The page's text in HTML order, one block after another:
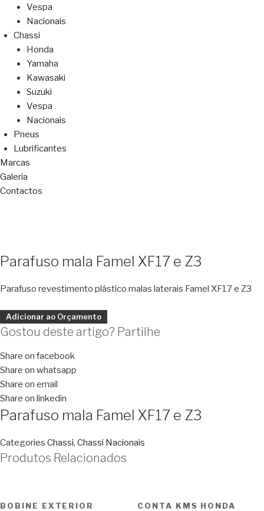
Vespa
Nacionais
Chassi
Honda
Yamaha
Kawasaki
Suzuki
Vespa
Nacionais
Pneus
Lubrificantes
Marcas
Galeria
Contactos
Parafuso mala Famel XF17 e Z3
Parafuso revestimento plástico malas laterais Famel XF17 e Z3
Adicionar ao Orçamento
Gostou deste artigo? Partilhe
Share on facebook
Share on whatsapp
Share on email
Share on linkedin
Parafuso mala Famel XF17 e Z3
Categories Chassi, Chassi Nacionais
Produtos Relacionados
BOBINE EXTERIOR
CONTA KMS HONDA